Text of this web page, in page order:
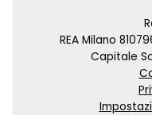
REA Milano
Capitale